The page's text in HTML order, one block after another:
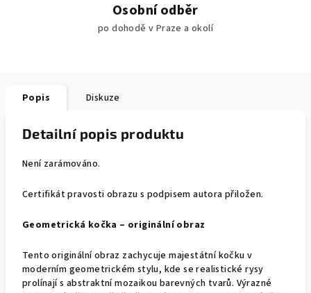
Osobní odběr
po dohodě v Praze a okolí
Popis Diskuze
Detailní popis produktu
Není zarámováno.
Certifikát pravosti obrazu s podpisem autora přiložen.
Geometrická kočka – originální obraz
Tento originální obraz zachycuje majestátní kočku v
moderním geometrickém stylu, kde se realistické rysy
prolínají s abstraktní mozaikou barevných tvarů. Výrazné